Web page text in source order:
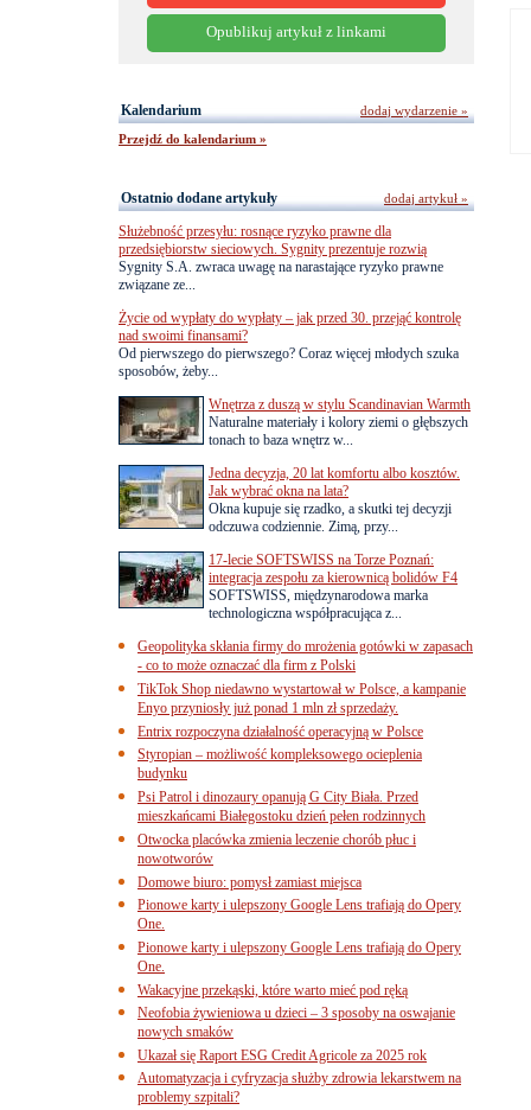
Opublikuj artykuł z linkami
Kalendarium
Przejdź do kalendarium »
dodaj wydarzenie »
Ostatnio dodane artykuły
Służebność przesyłu: rosnące ryzyko prawne dla
przedsiębiorstw sieciowych. Sygnity prezentuje rozwią
Sygnity S.A. zwraca uwagę na narastające ryzyko prawne
związane ze...
Życie od wypłaty do wypłaty – jak przed 30. przejąć kontrolę
nad swoimi finansami?
Od pierwszego do pierwszego? Coraz więcej młodych szuka
sposobów, żeby...
Wnętrza z duszą w stylu Scandinavian Warmth
Naturalne materiały i kolory ziemi o głębszych
tonach to baza wnętrz w...
Jedna decyzja, 20 lat komfortu albo kosztów.
Jak wybrać okna na lata?
Okna kupuje się rzadko, a skutki tej decyzji
odczuwa codziennie. Zimą, przy...
17-lecie SOFTSWISS na Torze Poznań:
integracja zespołu za kierownicą bolidów F4
SOFTSWISS, międzynarodowa marka
technologiczna współpracująca z...
Geopolityka skłania firmy do mrożenia gotówki w zapasach
- co to może oznaczać dla firm z Polski
TikTok Shop niedawno wystartował w Polsce, a kampanie
Enyo przyniosły już ponad 1 mln zł sprzedaży.
Entrix rozpoczyna działalność operacyjną w Polsce
Styropian – możliwość kompleksowego ocieplenia
budynku
Psi Patrol i dinozaury opanują G City Biała. Przed
mieszkańcami Białegostoku dzień pełen rodzinnych
Otwocka placówka zmienia leczenie chorób płuc i
nowotworów
Domowe biuro: pomysł zamiast miejsca
Pionowe karty i ulepszony Google Lens trafiają do Opery
One.
Pionowe karty i ulepszony Google Lens trafiają do Opery
One.
Wakacyjne przekąski, które warto mieć pod ręką
Neofobia żywieniowa u dzieci – 3 sposoby na oswajanie
nowych smaków
Ukazał się Raport ESG Credit Agricole za 2025 rok
Automatyzacja i cyfryzacja służby zdrowia lekarstwem na
problemy szpitali?
dodaj artykuł »